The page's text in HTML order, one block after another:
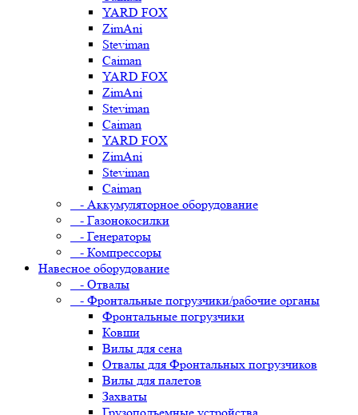
YARD FOX
ZimAni
Steviman
Caiman
YARD FOX
ZimAni
Steviman
Caiman
YARD FOX
ZimAni
Steviman
Caiman
- Аккумуляторное оборудование
- Газонокосилки
- Генераторы
- Компрессоры
Навесное оборудование
- Отвалы
- Фронтальные погрузчики/рабочие органы
Фронтальные погрузчики
Ковши
Вилы для сена
Отвалы для Фронтальных погрузчиков
Вилы для палетов
Захваты